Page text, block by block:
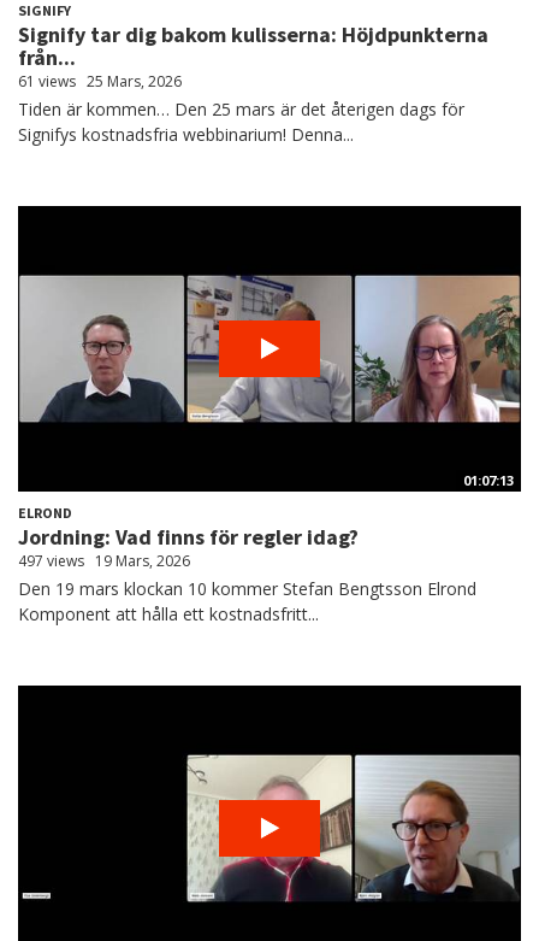
SIGNIFY
Signify tar dig bakom kulisserna: Höjdpunkterna
från...
61 views 25 Mars, 2026
Tiden är kommen… Den 25 mars är det återigen dags för
Signifys kostnadsfria webbinarium! Denna...
01:07:13
ELROND
Jordning: Vad finns för regler idag?
497 views 19 Mars, 2026
Den 19 mars klockan 10 kommer Stefan Bengtsson Elrond
Komponent att hålla ett kostnadsfritt...